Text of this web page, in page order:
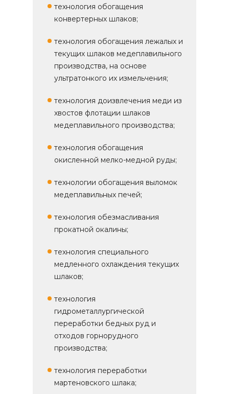
технология обогащения
конвертерных шлаков;
технология обогащения лежалых и
текущих шлаков медеплавильного
производства, на основе
ультратонкого их измельчения;
технология доизвлечения меди из
хвостов флотации шлаков
медеплавильного производства;
технология обогащения
окисленной мелко-медной руды;
технологии обогащения выломок
медеплавильных печей;
технология обезмасливания
прокатной окалины;
технология специального
медленного охлаждения текущих
шлаков;
технология
гидрометаллургической
переработки бедных руд и
отходов горнорудного
производства;
технология переработки
мартеновского шлака;